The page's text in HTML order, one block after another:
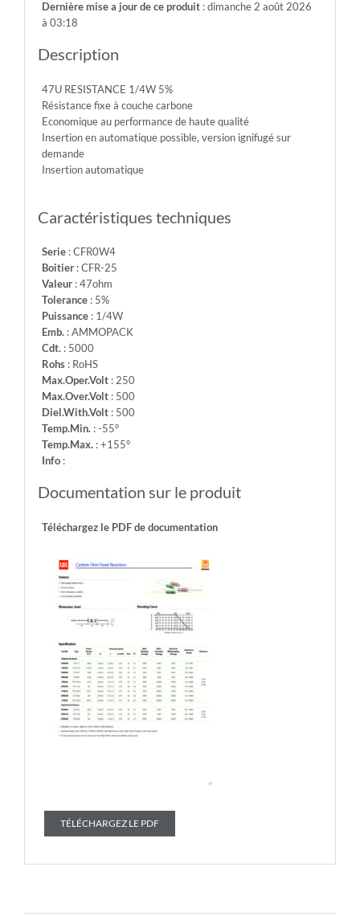
-
500
-
Temp.Min.:
-55°
Temp.Max.:
Info:
Dernière mise a jour de ce produit: dimanche 2 août 2026
à 03:18
Description
47U RESISTANCE 1/4W 5%
Résistance fixe à couche carbone
Economique au performance de haute qualité
Insertion en automatique possible, version ignifugé sur
demande
Insertion automatique
Caractéristiques techniques
Serie: CFR0W4
Boitier: CFR-25
Valeur: 47ohm
Tolerance: 5%
Puissance: 1/4W
Emb.: AMMOPACK
Cdt.: 5000
Rohs: RoHS
Max.Oper.Volt: 250
Max.Over.Volt: 500
Diel.With.Volt: 500
Temp.Min.: -55°
Temp.Max.: +155°
Info:
Documentation sur le produit
Téléchargez le PDF de documentation
TÉLÉCHARGEZ LE PDF